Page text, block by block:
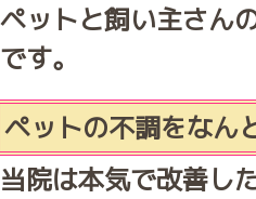
ペットと飼い主さん
です。
ペットの不調をなん
当院は本気で改善し